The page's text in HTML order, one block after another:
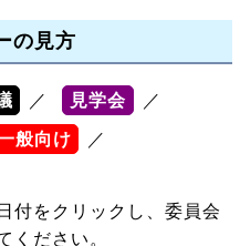
の見方
／ 見学会 ／
般向け ／
付をクリックし、委員会
ください。